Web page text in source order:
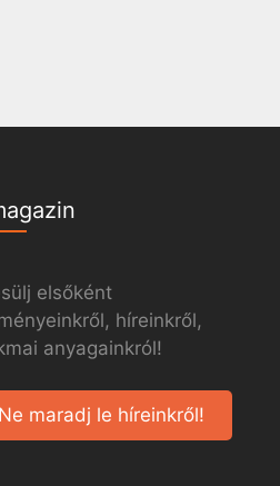
elsőként
híreinkről,
anyagainkról!
Ne maradj le híreinkről!